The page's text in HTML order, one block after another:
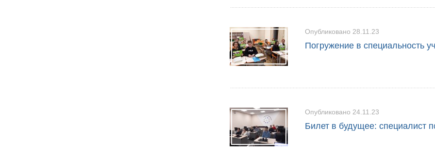
Опубликовано 28.11.23
Погружение в специальность
Опубликовано 24.11.23
Билет в будущее: специалист